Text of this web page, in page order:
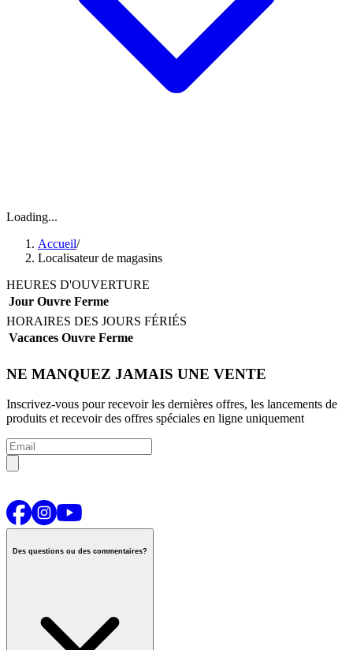
Loading...
Accueil/
Localisateur de magasins
HEURES D'OUVERTURE
Jour Ouvre Ferme
HORAIRES DES JOURS FÉRIÉS
Vacances Ouvre Ferme
NE MANQUEZ JAMAIS UNE VENTE
Inscrivez-vous pour recevoir les dernières offres, les lancements de
produits et recevoir des offres spéciales en ligne uniquement
Des questions ou des commentaires?